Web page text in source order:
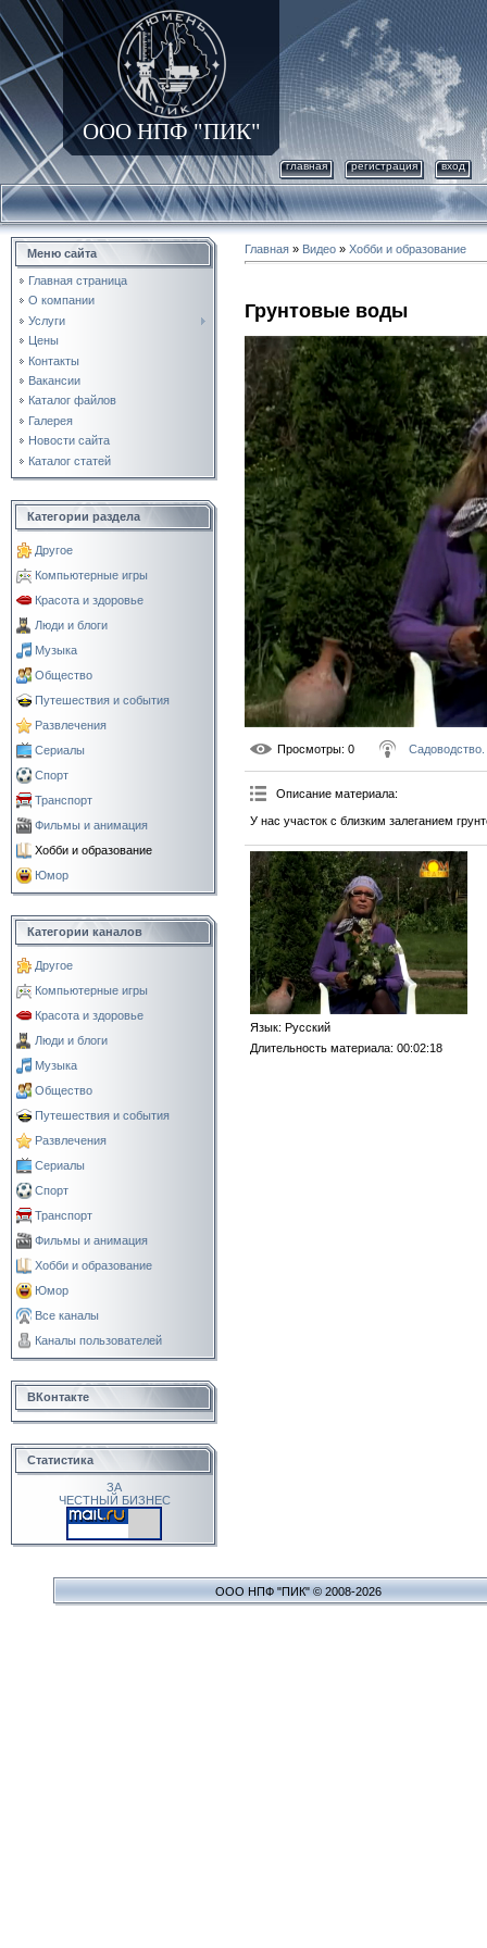
ООО НПФ "ПИК"
главная регистрация вход
Меню сайта
Главная страница
О компании
Услуги
Цены
Контакты
Вакансии
Каталог файлов
Галерея
Новости сайта
Каталог статей
Категории раздела
Другое
Компьютерные игры
Красота и здоровье
Люди и блоги
Музыка
Общество
Путешествия и события
Развлечения
Сериалы
Спорт
Транспорт
Фильмы и анимация
Хобби и образование
Юмор
Категории каналов
Другое
Компьютерные игры
Красота и здоровье
Люди и блоги
Музыка
Общество
Путешествия и события
Развлечения
Сериалы
Спорт
Транспорт
Фильмы и анимация
Хобби и образование
Юмор
Все каналы
Каналы пользователей
ВКонтакте
Статистика
ЗА
ЧЕСТНЫЙ БИЗНЕС
Главная » Видео » Хобби и образование
Грунтовые воды
Просмотры: 0
Описание материала:
У нас участок с близким залеганием
Язык: Русский
Длительность материала: 00:02:18
ООО НПФ "ПИК" © 2008-2026